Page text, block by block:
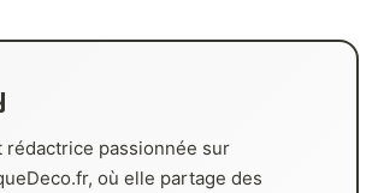
rédactrice passionnée sur
où elle partage des